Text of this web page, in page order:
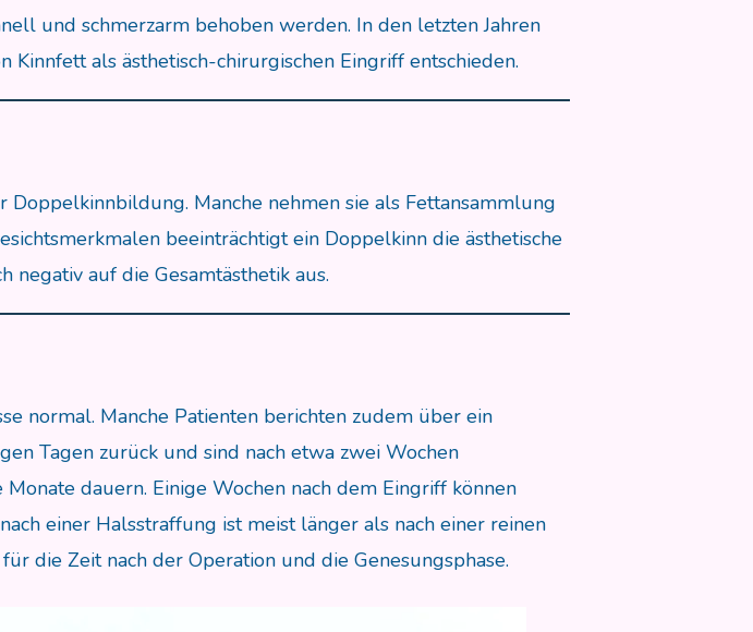
und schmerzarm behoben werden. In den letzten Jahren
als ästhetisch-chirurgischen Eingriff entschieden.
Manche nehmen sie als Fettansammlung
beeinträchtigt ein Doppelkinn die ästhetische
negativ auf die Gesamtästhetik aus.
normal. Manche Patienten berichten zudem über ein
Tagen zurück und sind nach etwa zwei Wochen
dauern. Einige Wochen nach dem Eingriff können
einer Halsstraffung ist meist länger als nach einer reinen
die Zeit nach der Operation und die Genesungsphase.